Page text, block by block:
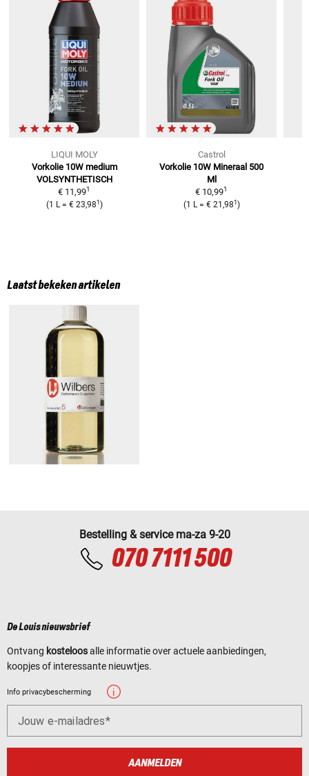
LIQUI MOLY
Vorkolie 10W medium
VOLSYNTHETISCH
€ 11,991
(1 L= € 23,981 )
Castrol
Vorkolie 10W Mineraal 500
Ml
€ 10,991
(1 L= € 21,981 )
Laatst bekeken artikelen
Bestelling & service ma-za 9-20
070 7111 500
De Louis nieuwsbrief
Ontvang kosteloosalle informatie over actuele aanbiedingen,
koopjes of interessante nieuwtjes.
Info privacybescherming
Jouw e-mailadres
AANMELDEN